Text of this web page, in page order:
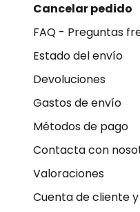
Cancelar pedido
FAQ - Preguntas
Estado del envío
Devoluciones
Gastos de envío
Métodos de pago
Contacta con
Valoraciones
Cuenta de cliente